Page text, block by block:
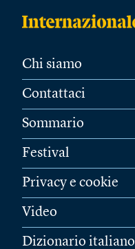
Chi siamo
Contattaci
Sommario
Festival
Privacy e cookie
Video
Dizionario italiano